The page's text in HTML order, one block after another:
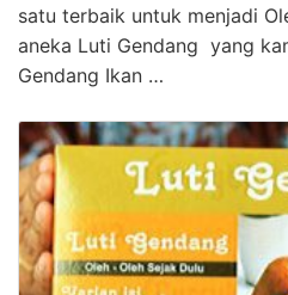
satu terbaik untuk menjadi
aneka Luti Gendang yang
Gendang Ikan …